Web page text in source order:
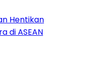
Hentikan
di ASEAN